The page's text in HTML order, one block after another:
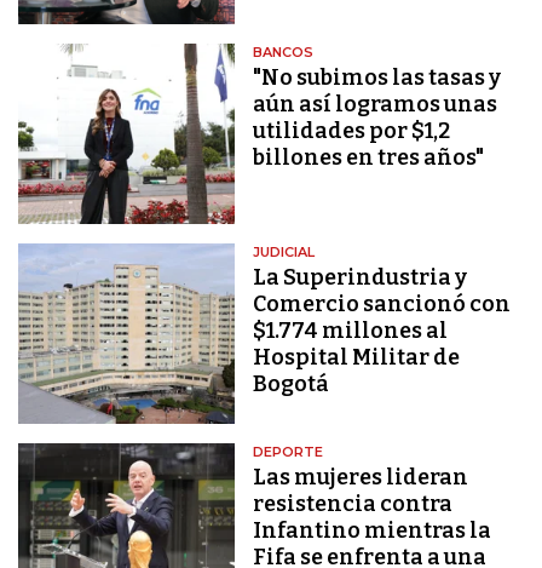
BANCOS
"No subimos las tasas y
aún así logramos unas
utilidades por $1,2
billones en tres años"
JUDICIAL
La Superindustria y
Comercio sancionó con
$1.774 millones al
Hospital Militar de
Bogotá
DEPORTE
Las mujeres lideran
resistencia contra
Infantino mientras la
Fifa se enfrenta a una